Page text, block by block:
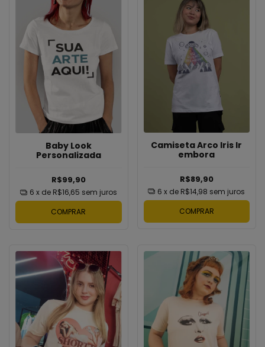
Baby Look
Personalizada
R$99,90
6 x de R$16,65 sem juros
COMPRAR
Camiseta Arco Iris Ir
embora
R$89,90
6 x de R$14,98 sem juros
COMPRAR